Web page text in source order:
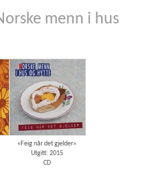
menn i hus
«Feig når det gjelder»
Utgitt: 2015
CD